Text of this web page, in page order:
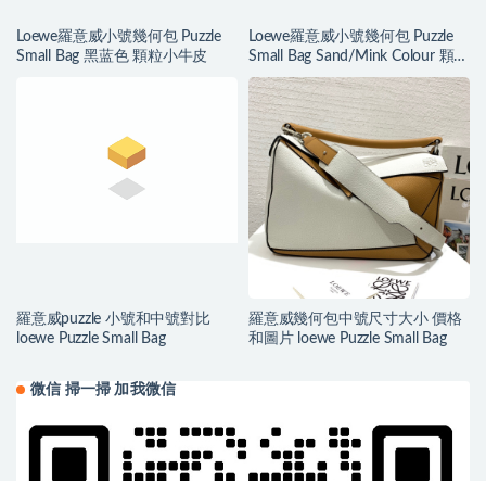
Loewe羅意威小號幾何包 Puzzle
Small Bag 黑蓝色 顆粒小牛皮
Loewe羅意威小號幾何包 Puzzle
Small Bag Sand/Mink Colour 顆粒
小牛皮
羅意威puzzle 小號和中號對比
loewe Puzzle Small Bag
羅意威幾何包中號尺寸大小 價格
和圖片 loewe Puzzle Small Bag
微信 掃一掃 加我微信